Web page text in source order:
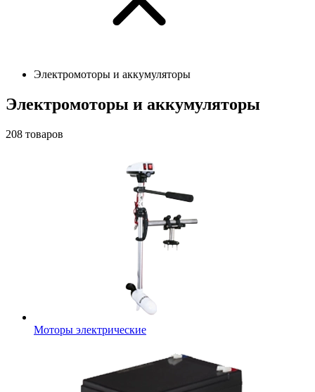
Электромоторы и аккумуляторы
Электромоторы и аккумуляторы
208 товаров
Моторы электрические